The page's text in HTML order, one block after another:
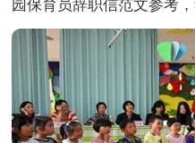
园保育员辞职信范文参考